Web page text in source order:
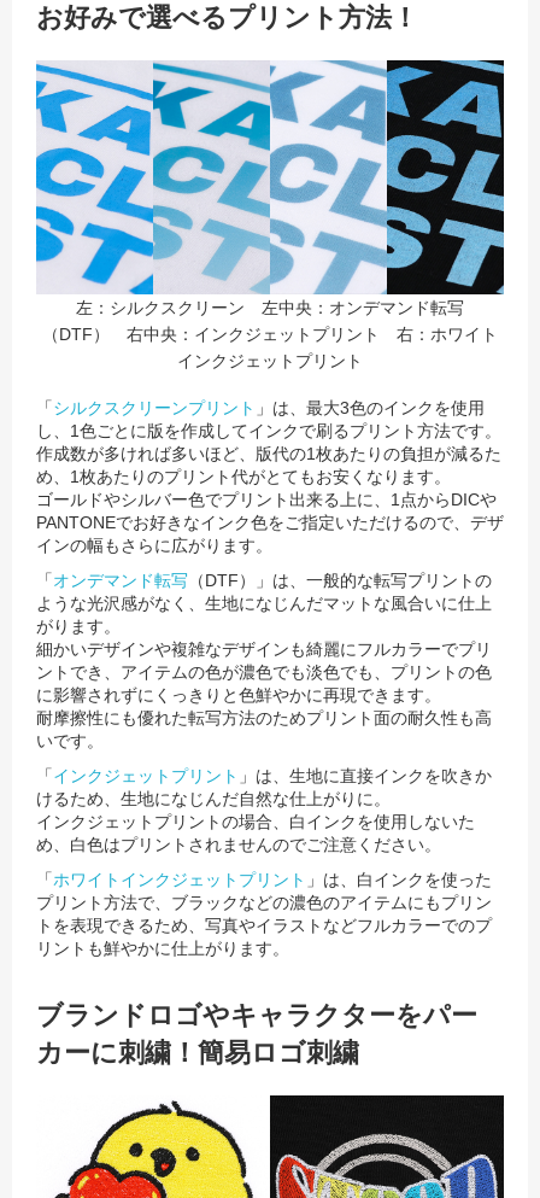
お好みで選べるプリント方法！
左：シルクスクリーン 左中央：オンデマンド転写
（DTF） 右中央：インクジェットプリント 右：ホワイト
インクジェットプリント
「シルクスクリーンプリント 」は、最大3色のインクを使用
し、1色ごとに版を作成してインクで刷るプリント方法です。
作成数が多ければ多いほど、版代の1枚あたりの負担が減るた
め、1枚あたりのプリント代がとてもお安くなります。
ゴールドやシルバー色でプリント出来る上に、1点からDICや
PANTONEでお好きなインク色をご指定いただけるので、 デザ
インの幅もさらに広がります。
「オンデマンド転写 （DTF）」は、一般的な転写プリントの
ような光沢感がなく、生地になじんだマットな風合いに仕上
がります。
細かいデザインや複雑なデザインも綺麗にフルカラーでプリ
ントでき、アイテムの色が濃色でも淡色でも、 プリントの色
に影響されずにくっきりと色鮮やかに再現できます。
耐摩擦性にも優れた転写方法のためプリント面の耐久性も高
いです。
「インクジェットプリント 」は、生地に直接インクを吹きか
けるため、生地になじんだ自然な仕上がりに。
インクジェットプリントの場合、白インクを使用しないた
め、白色はプリントされませんのでご注意ください。
「ホワイトインクジェットプリント 」は、白インクを使った
プリント方法で、ブラックなどの濃色のアイテムにもプリン
トを表現できるため、 写真やイラストなどフルカラーでのプ
リントも鮮やかに仕上がります。
ブランドロゴやキャラクターをパー
カーに刺繍！簡易ロゴ刺繍